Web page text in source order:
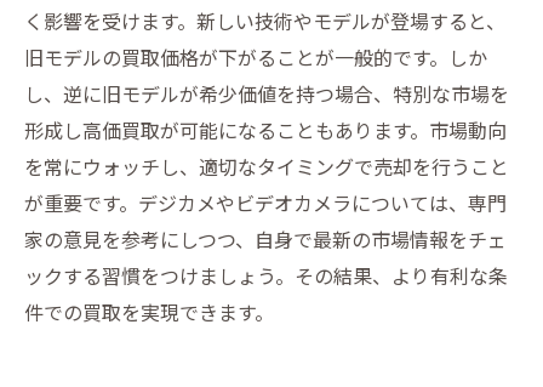
く影響を受けます。新しい技術やモデルが登場すると、
旧モデルの買取価格が下がることが一般的です。しか
し、逆に旧モデルが希少価値を持つ場合、特別な市場を
形成し高価買取が可能になることもあります。市場動向
を常にウォッチし、適切なタイミングで売却を行うこと
が重要です。デジカメやビデオカメラについては、専門
家の意見を参考にしつつ、自身で最新の市場情報をチェ
ックする習慣をつけましょう。その結果、より有利な条
件での買取を実現できます。